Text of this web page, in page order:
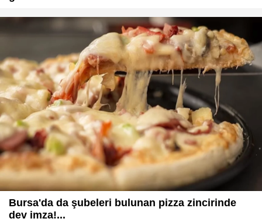
Bursa'da da şubeleri bulunan pizza zincirinde
dev imza!...